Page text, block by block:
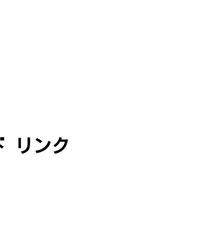
リンク